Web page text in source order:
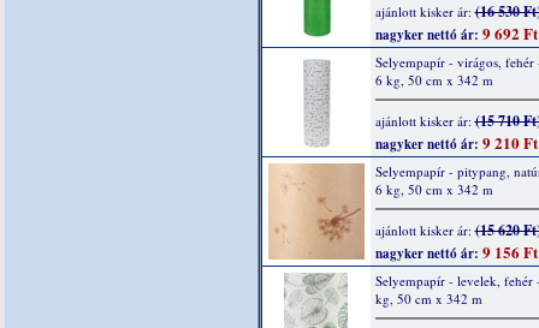
ajánlott kisker ár:(16 530
nagyker nettó ár: 9 692 Ft
Selyempapír - virágos, fehér
6 kg, 50 cm x 342 m
ajánlott kisker ár:(15 710
nagyker nettó ár: 9 210 Ft
Selyempapír - pitypang,
6 kg, 50 cm x 342 m
ajánlott kisker ár:(15 620
nagyker nettó ár: 9 156 Ft
Selyempapír - levelek, fehér
kg, 50 cm x 342 m